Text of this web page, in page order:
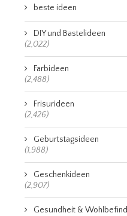
beste ideen
DIY und Bastelideen
(2,022)
Farbideen
(2,488)
Frisurideen
(2,426)
Geburtstagsideen
(1,988)
Geschenkideen
(2,907)
Gesundheit &